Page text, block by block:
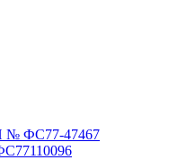
№ ФС77-47467